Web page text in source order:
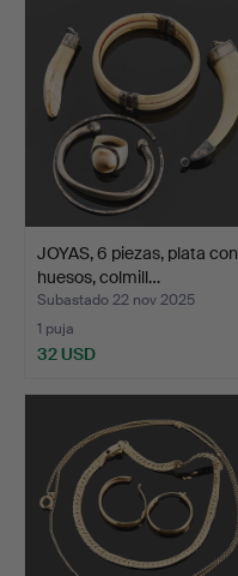
JOYAS, 6 piezas, plata con
huesos, colmill…
Subastado 22 nov 2025
1 puja
32 USD